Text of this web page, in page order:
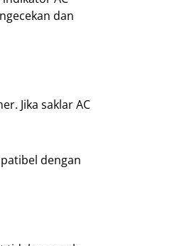
dan
Jika saklar AC
dengan